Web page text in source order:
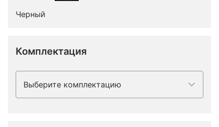
Черный
Комплектация
Выберите комплектацию